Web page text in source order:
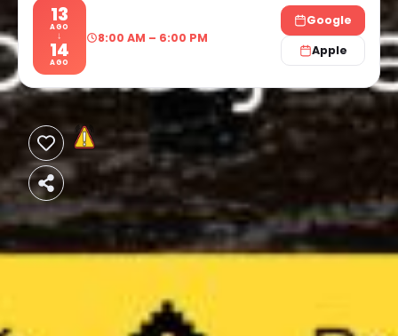
13
AGO
↓
14
AGO
8:00 AM – 6:00 PM
Google
Apple